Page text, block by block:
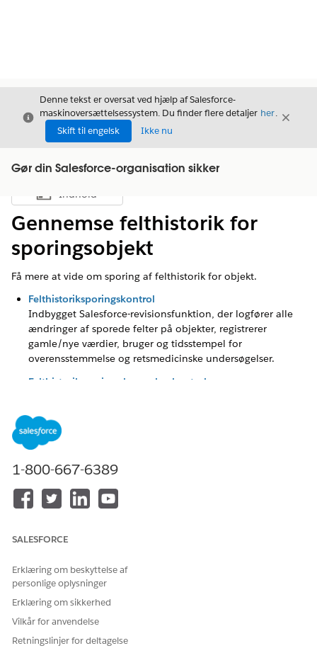
Luk
Denne tekst er oversat ved hjælp af Salesforce-
maskinoversættelsessystem. Du finder flere detaljer her.
Skift til engelsk
Ikke nu
Luk
Gør din Salesforce-organisation sikker
Vis indholdsfortegnelse
Indhold
Gennemse felthistorik for
sporingsobjekt
Få mere at vide om sporing af felthistorik for objekt.
Felthistoriksporingskontrol
Indbygget Salesforce-revisionsfunktion, der logfører alle
ændringer af sporede felter på objekter, registrerer
gamle/nye værdier, bruger og tidsstempel for
overensstemmelse og retsmedicinske undersøgelser.
Felthistoriksporings bevarelseskontrol
feltrevisionsspor for at understøtte langsigtet
revisionsmulighed for kritiske dataændringer for
1-800-667-6389
SALESFORCE
Erklæring om beskyttelse af
personlige oplysninger
Erklæring om sikkerhed
Vilkår for anvendelse
Retningslinjer for deltagelse